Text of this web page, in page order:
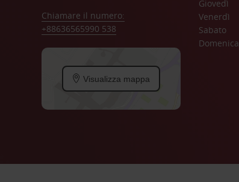
Chiamare il numero:
+88636565990 538
Visualizza mappa
Giovedì
Venerdì
Sabato
Domenica